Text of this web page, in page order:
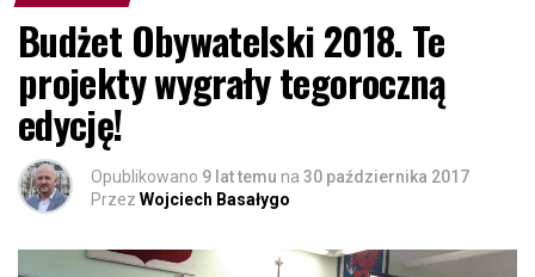
Budżet Obywatelski 2018. Te
projekty wygrały tegoroczną
edycję!
Opublikowano 9 lat temu na 30 października 2017
Przez Wojciech Basałygo